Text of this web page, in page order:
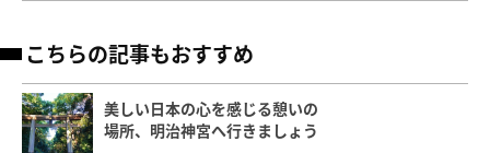
こちらの記事もおすすめ
美しい日本の心を感じる憩いの
場所、明治神宮へ行きましょう